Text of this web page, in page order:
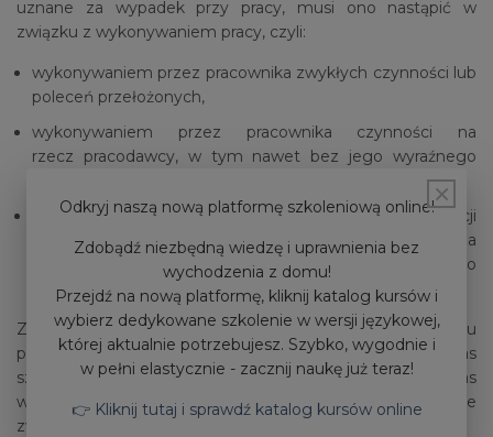
uznane za wypadek przy pracy, musi ono nastąpić w
związku z wykonywaniem pracy, czyli:
wykonywaniem przez pracownika zwykłych czynności lub
poleceń przełożonych,
wykonywaniem przez pracownika czynności na
rzecz pracodawcy, w tym nawet bez jego wyraźnego
w czasie pozostawania pracownika w dyspozycji
pracodawcy w drodze między siedzibą pracodawcy a
miejscem wykonywania obowiązku wynikającego
ze stosunku pracy.
Za wypadek przy pracy uznaje się także wypadek, któremu
pracownik uległ w trakcie podróży służbowej, podczas
szkolenia służbowego z zakresu samoobrony lub podczas
wykonywania zadań zleconych przez organizacje
związkowe, działające u pracodawcy.
×
Odkryj naszą nową platformę szkoleniową online!
Zdobądź niezbędną wiedzę i uprawnienia bez
wychodzenia z domu!
Przejdź na nową platformę, kliknij katalog kursów i
wybierz dedykowane szkolenie w wersji językowej,
której aktualnie potrzebujesz. Szybko, wygodnie i
w pełni elastycznie - zacznij naukę już teraz!
👉 Kliknij tutaj i sprawdź katalog kursów online